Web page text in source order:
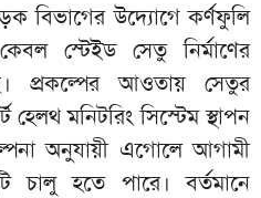
বিভাগের উদ্যোগে কর্ণফুলি
স্টেইড সেতু নির্মাণের
প্রকল্পের আওতায় সেতুর
হেলথ মনিটরিং সিস্টেম স্থাপন
অনুযায়ী এগোলে আগামী
চালু হতে পারে। বর্তমানে